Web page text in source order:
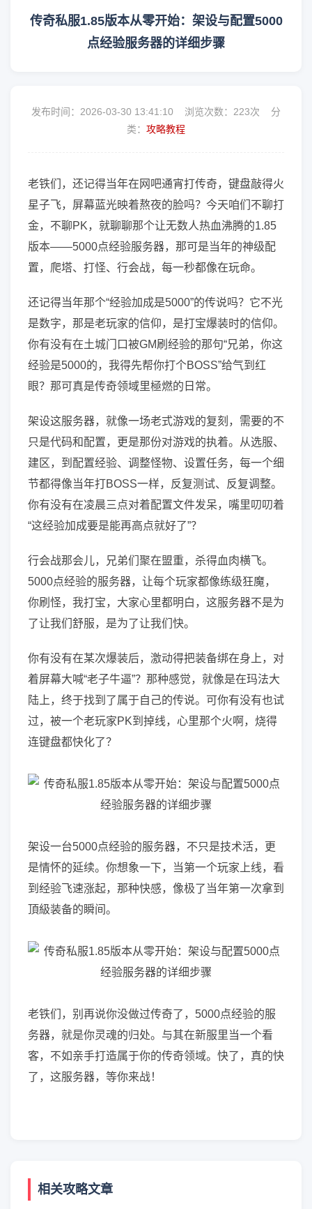
传奇私服1.85版本从零开始：架设与配置5000
点经验服务器的详细步骤
发布时间：2026-03-30 13:41:10 浏览次数： 223次 分
类： 攻略教程
老铁们，还记得当年在网吧通宵打传奇，键盘敲得火
星子飞，屏幕蓝光映着熬夜的脸吗？今天咱们不聊打
金，不聊PK，就聊聊那个让无数人热血沸腾的1.85
版本——5000点经验服务器，那可是当年的神级配
置，爬塔、打怪、行会战，每一秒都像在玩命。
还记得当年那个“经验加成是5000”的传说吗？它不光
是数字，那是老玩家的信仰，是打宝爆装时的信仰。
你有没有在土城门口被GM刷经验的那句“兄弟，你这
经验是5000的，我得先帮你打个BOSS”给气到红
眼？那可真是传奇领域里極燃的日常。
架设这服务器，就像一场老式游戏的复刻，需要的不
只是代码和配置，更是那份对游戏的执着。从选服、
建区，到配置经验、调整怪物、设置任务，每一个细
节都得像当年打BOSS一样，反复测试、反复调整。
你有没有在凌晨三点对着配置文件发呆，嘴里叨叨着
“这经验加成要是能再高点就好了”？
行会战那会儿，兄弟们聚在盟重，杀得血肉横飞。
5000点经验的服务器，让每个玩家都像练级狂魔，
你刷怪，我打宝，大家心里都明白，这服务器不是为
了让我们舒服，是为了让我们快。
你有没有在某次爆装后，激动得把装备绑在身上，对
着屏幕大喊“老子牛逼”？那种感觉，就像是在玛法大
陆上，终于找到了属于自己的传说。可你有没有也试
过，被一个老玩家PK到掉线，心里那个火啊，烧得
连键盘都快化了？
架设一台5000点经验的服务器，不只是技术活，更
是情怀的延续。你想象一下，当第一个玩家上线，看
到经验飞速涨起，那种快感，像极了当年第一次拿到
頂級装备的瞬间。
老铁们，别再说你没做过传奇了，5000点经验的服
务器，就是你灵魂的归处。与其在新服里当一个看
客，不如亲手打造属于你的传奇领域。快了，真的快
了，这服务器，等你来战！
相关攻略文章